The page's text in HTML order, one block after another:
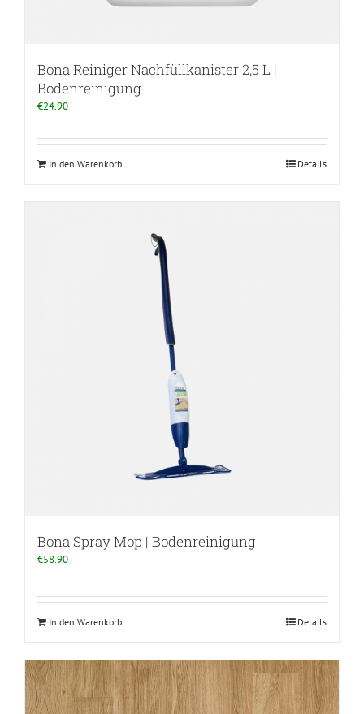
Bona Reiniger Nachfüllkanister 2,5 L |
Bodenreinigung
€24.90
In den Warenkorb Details
Bona Spray Mop | Bodenreinigung
€58.90
In den Warenkorb Details